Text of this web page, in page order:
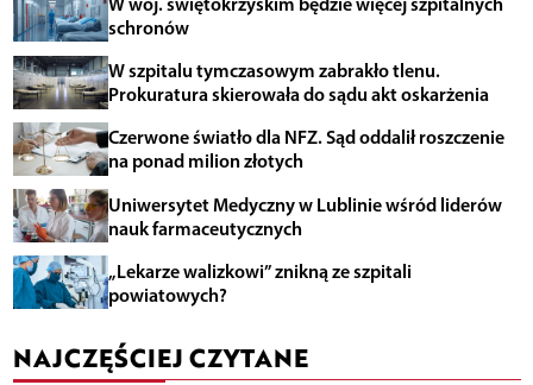
schronów
W szpitalu tymczasowym zabrakło tlenu.
Prokuratura skierowała do sądu akt oskarżenia
Czerwone światło dla NFZ. Sąd oddalił roszczenie
na ponad milion złotych
Uniwersytet Medyczny w Lublinie wśród liderów
nauk farmaceutycznych
„Lekarze walizkowi” znikną ze szpitali
powiatowych?
NAJCZĘŚCIEJ CZYTANE